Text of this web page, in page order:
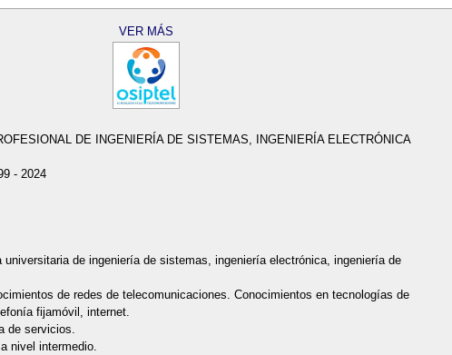
VER MÁS
DE INGENIERÍA DE SISTEMAS, INGENIERÍA ELECTRÓNICA
- 2024
universitaria de ingeniería de sistemas, ingeniería electrónica, ingeniería de
de redes de telecomunicaciones. Conocimientos en tecnologías de
fijamóvil, internet.
de servicios.
nivel intermedio.